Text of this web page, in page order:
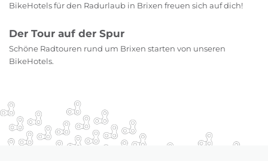
BikeHotels für den Radurlaub in Brixen freuen sich auf dich!
Der Tour auf der Spur
Schöne Radtouren rund um Brixen starten von unseren
BikeHotels.